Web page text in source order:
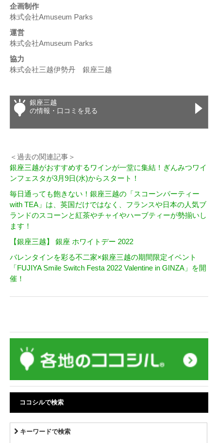
企画制作
株式会社Amuseum Parks
運営
株式会社Amuseum Parks
協力
株式会社三越伊勢丹 銀座三越
銀座三越
の情報・口コミを見る
＜過去の関連記事＞
銀座三越がおすすめするワインが一堂に集結！ぎんみつワイ
ンフェスタが3月9日(水)からスタート！
毎日通っても飽きない！銀座三越の「スコーンパーティー
with TEA」は、英国だけではなく、フランスや日本の人気ブ
ランドのスコーンと紅茶やチャイやハーブティーが勢揃いし
ます！
【銀座三越】 銀座 ホワイトデー 2022
バレンタインを彩る不二家×銀座三越の期間限定イベント
「FUJIYA Smile Switch Festa 2022 Valentine in GINZA」を開
催！
ココシルで検索
キーワードで検索